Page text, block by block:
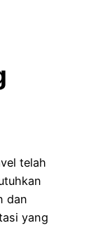
telah
dan
yang